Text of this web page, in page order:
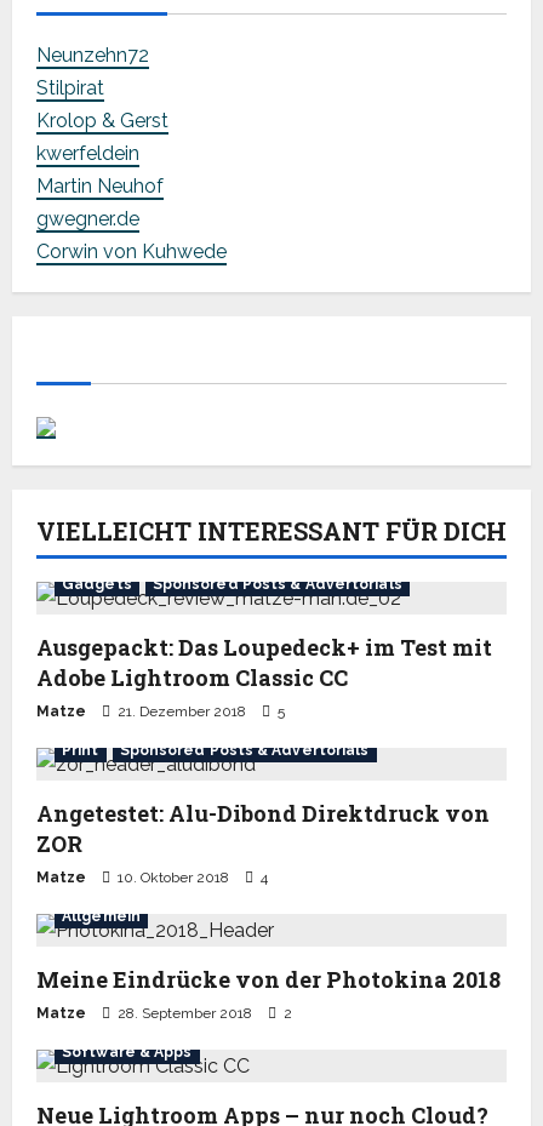
Neunzehn72
Stilpirat
Krolop & Gerst
kwerfeldein
Martin Neuhof
gwegner.de
Corwin von Kuhwede
VIELLEICHT INTERESSANT FÜR DICH
Gadgets Sponsored Posts & Advertorials
Ausgepackt: Das Loupedeck+ im Test mit
Adobe Lightroom Classic CC
Matze 21. Dezember 2018 5
Print Sponsored Posts & Advertorials
Angetestet: Alu-Dibond Direktdruck von
ZOR
Matze 10. Oktober 2018 4
Allgemein
Meine Eindrücke von der Photokina 2018
Matze 28. September 2018 2
Software & Apps
Neue Lightroom Apps – nur noch Cloud?